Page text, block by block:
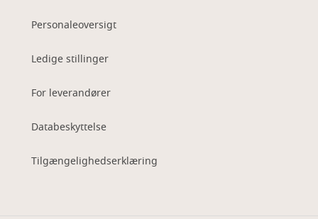
Personaleoversigt
Ledige stillinger
For leverandører
Databeskyttelse
Tilgængelighedserklæring